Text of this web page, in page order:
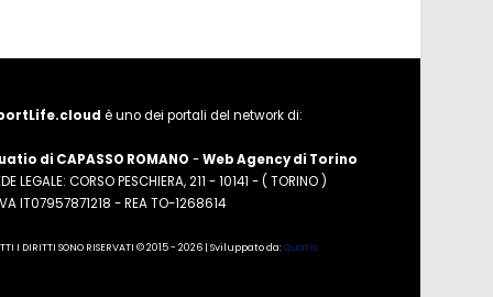
è uno dei portali del network di:
di CAPASSO ROMANO -Web Agency di Torino
LEGALE: CORSO PESCHIERA, 211 - 10141 - ( TORINO )
IT07957871218 - REA TO-1268614
I DIRITTI SONO RISERVATI © 2015 - 2026 | Sviluppato da:Quatio